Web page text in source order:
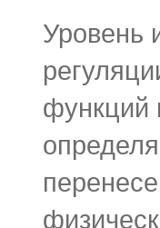
Уровень
функций